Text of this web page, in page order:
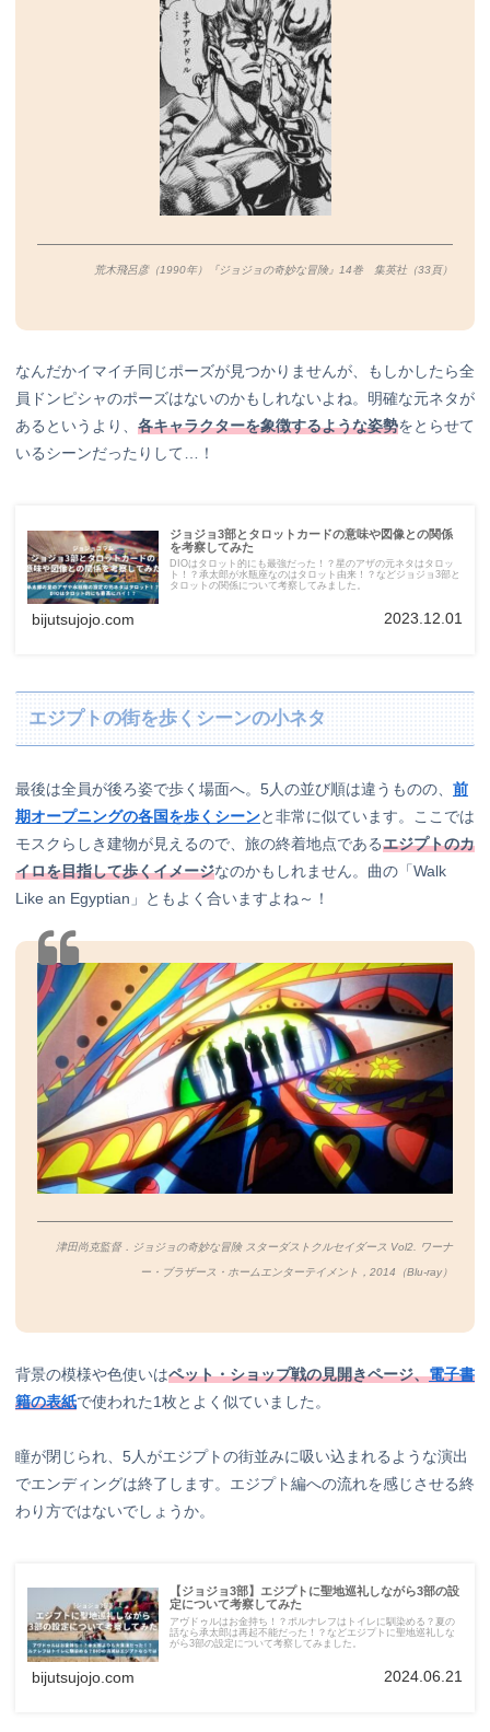
荒木飛呂彦（1990年）『ジョジョの奇妙な冒険』14巻 集英社（33頁）
なんだかイマイチ同じポーズが見つかりませんが、もしかしたら全
員ドンピシャのポーズはないのかもしれないよね。明確な元ネタが
あるというより、 各キャラクターを象徴するような姿勢をとらせて
いるシーンだったりして…！
ジョジョ3部とタロットカードの意味や図像との関係
を考察してみた
DIOはタロット的にも最強だった！？星のアザの元ネタはタロッ
ト！？承太郎が水瓶座なのはタロット由来！？などジョジョ3部と
タロットの関係について考察してみました。
bijutsujojo.com 2023.12.01
エジプトの街を歩くシーンの小ネタ
最後は全員が後ろ姿で歩く場面へ。5人の並び順は違うものの、 前
期オープニングの各国を歩くシーンと非常に似ています。ここでは
モスクらしき建物が見えるので、旅の終着地点であるエジプトのカ
イロを目指して歩くイメージなのかもしれません。曲の「Walk
Like an Egyptian」ともよく合いますよね～！
津田尚克監督．ジョジョの奇妙な冒険 スターダストクルセイダース Vol2. ワーナ
ー・ブラザース・ホームエンターテイメント，2014（Blu-ray）
背景の模様や色使いはペット・ショップ戦の見開きページ、電子書
籍の表紙で使われた1枚とよく似ていました。
瞳が閉じられ、5人がエジプトの街並みに吸い込まれるような演出
でエンディングは終了します。エジプト編への流れを感じさせる終
わり方ではないでしょうか。
【ジョジョ3部】エジプトに聖地巡礼しながら3部の設
定について考察してみた
アヴドゥルはお金持ち！？ポルナレフはトイレに馴染める？夏の
話なら承太郎は再起不能だった！？などエジプトに聖地巡礼しな
がら3部の設定について考察してみました。
bijutsujojo.com 2024.06.21